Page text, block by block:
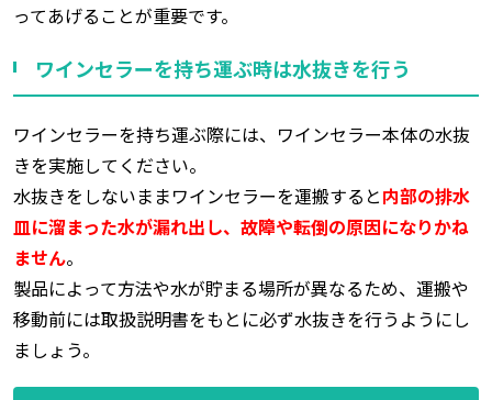
ってあげることが重要です。
ワインセラーを持ち運ぶ時は水抜きを行う
ワインセラーを持ち運ぶ際には、ワインセラー本体の水抜
きを実施してください。
水抜きをしないままワインセラーを運搬すると内部の排水
皿に溜まった水が漏れ出し、故障や転倒の原因になりかね
ません。
製品によって方法や水が貯まる場所が異なるため、運搬や
移動前には取扱説明書をもとに必ず水抜きを行うようにし
ましょう。